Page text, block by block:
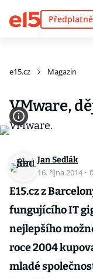
Předplatné
e15.cz Magazín
VMware,
Jan Sedlák
16. října 2014 ·
E15.cz z
fungujícího IT
nejlepšího
roce 2004
mladé